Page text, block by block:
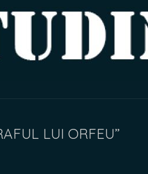
LUI ORFEU”